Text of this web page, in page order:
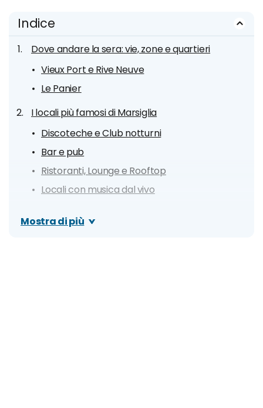
Indice
Dove andare la sera: vie, zone e quartieri
Vieux Port e Rive Neuve
Le Panier
I locali più famosi di Marsiglia
Discoteche e Club notturni
Bar e pub
Ristoranti, Lounge e Rooftop
Locali con musica dal vivo
Cosa fare: idee e consigli
Mostra di più